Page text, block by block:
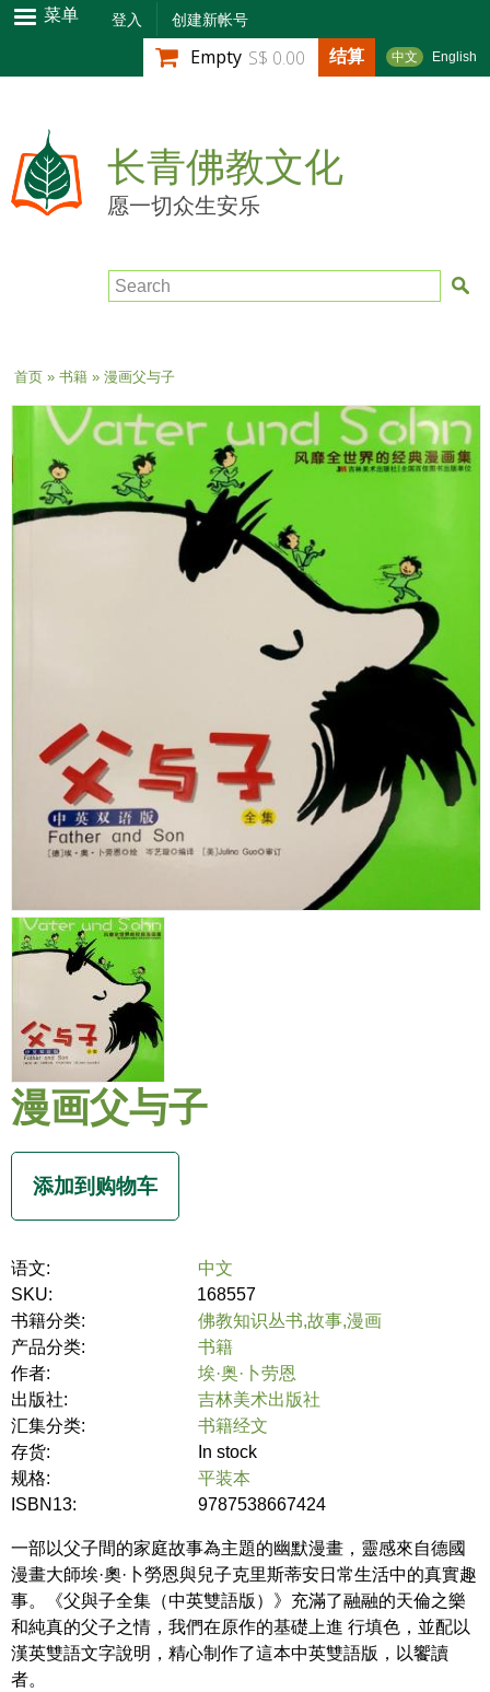
跳
转
到
内
容
菜单 登入 创建新帐号
中文 English
Empty S$ 0.00 结算
长青佛教文化
愿一切众生安乐
Search
当前位置
首页» 书籍» 漫画父与子
漫画父与子
语文:
中文
SKU:
168557
书籍分类:
佛教知识丛书,故事,漫画
产品分类:
书籍
作者:
埃·奥·卜劳恩
出版社:
吉林美术出版社
汇集分类:
书籍经文
存货:
In stock
规格:
平装本
ISBN13:
9787538667424
一部以父子間的家庭故事為主題的幽默漫畫，靈感來自德國
漫畫大師埃·奧·卜勞恩與兒子克里斯蒂安日常生活中的真實趣
事。《父與子全集（中英雙語版）》充滿了融融的天倫之樂
和純真的父子之情，我們在原作的基礎上進 行填色，並配以
漢英雙語文字說明，精心制作了這本中英雙語版，以饗讀
者。